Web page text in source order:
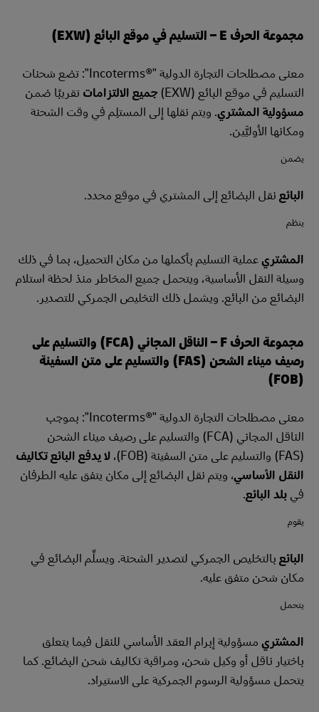
مجموعة الحرف E – التسليم في موقع البائع (EXW)
معنى مصطلحات التجارة الدولية "Incoterms®‎": تضع شحنات
التسليم في موقع البائع (EXW)
جميع الالتزاماتتقريبًا ضمن
مسؤولية المشتري. ويتم نقلها إلى المستلِم في وقت الشحنة
ومكانها الأوليَّين.
يضمن
البائعنقل البضائع إلى المشتري في موقع محدد.
ينظم
المشتريعملية التسليم بأكملها من مكان التحميل، بما في ذلك
وسيلة النقل الأساسية، ويتحمل جميع المخاطر منذ لحظة استلام
البضائع من البائع. ويشمل ذلك التخليص الجمركي للتصدير.
مجموعة الحرف F – الناقل المجاني (FCA) والتسليم على
رصيف ميناء الشحن (FAS) والتسليم على متن السفينة
(FOB)
معنى مصطلحات التجارة الدولية "Incoterms®‎": بموجب
الناقل المجاني (FCA) والتسليم على رصيف ميناء الشحن
(FAS) والتسليم على متن السفينة (FOB)،
لا يدفع البائع تكاليف
النقل الأساسي، ويتم نقل البضائع إلى مكان يتفق عليه الطرفان
فيبلد البائع.
يقوم
البائعبالتخليص الجمركي لتصدير الشحنة. ويسلِّم البضائع في
مكان شحن متفق عليه.
يتحمل
المشتريمسؤولية إبرام العقد الأساسي للنقل فيما يتعلق
باختيار ناقل أو وكيل شحن، ومراقبة تكاليف شحن البضائع. كما
يتحمل مسؤولية الرسوم الجمركية على الاستيراد.